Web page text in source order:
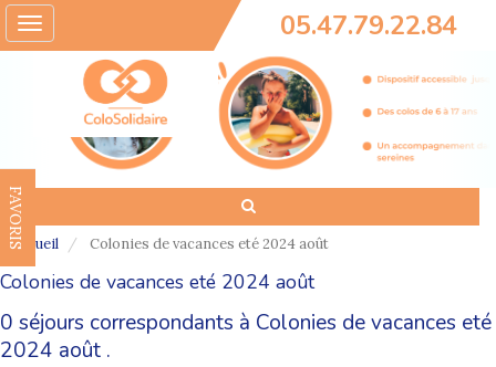
Toggle
navigation
05.47.79.22.84
FAVORIS
Accueil Colonies de vacances eté 2024 août
Colonies de vacances eté 2024 août
0 séjours correspondants à Colonies de vacances eté
2024 août .